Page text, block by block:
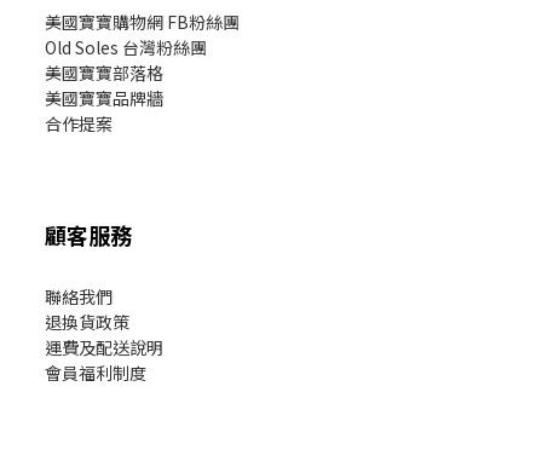
美國寶寶購物網 FB粉絲團
Old Soles 台灣粉絲團
美國寶寶部落格
美國寶寶品牌牆
合作提案
顧客服務
聯絡我們
退換貨政策
運費及配送說明
會員福利制度